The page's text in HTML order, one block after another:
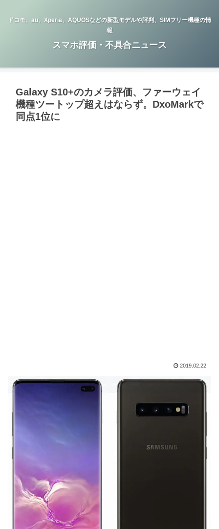
ドコモ、au、Xperia、AQUOSなどの新型モデルや評判、SIMフリー機種の情
報
スマホ評価・不具合ニュース
Galaxy S10+のカメラ評価、ファーウェイ
機種ツートップ超えはならず。DxoMarkで
同点1位に
2019.02.22